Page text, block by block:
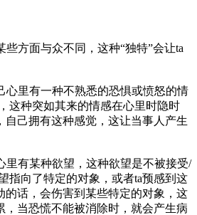
些方面与众不同，这种“独特”会让ta
心里有一种不熟悉的恐惧或愤怒的情
这种突如其来的情感在心里时隐时
自己拥有这种感觉，这让当事人产生
里有某种欲望，这种欲望是不被接受/
指向了特定的对象，或者ta预感到这
的话，会伤害到某些特定的对象，这
，当恐慌不能被消除时，就会产生病